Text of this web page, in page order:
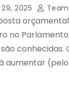
2025 Team
no
aumentar